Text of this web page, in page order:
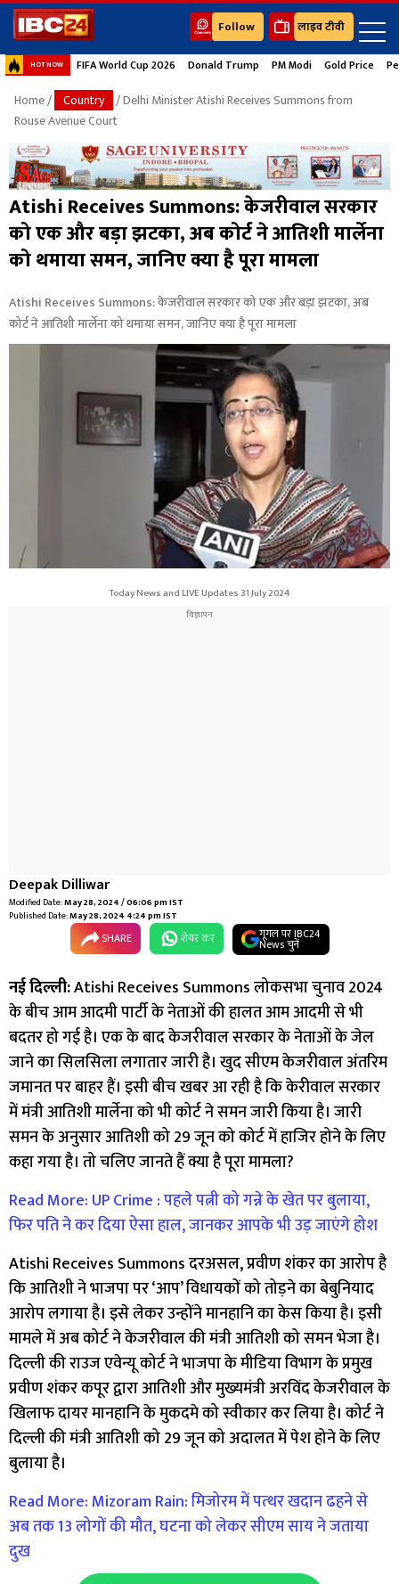
Follow लाइव टीवी
HOT NOW FIFA World Cup 2026 Donald Trump PM Modi Gold Price
Home/ Country / Delhi Minister Atishi Receives Summons from
Rouse Avenue Court
Atishi Receives Summons: केजरीवाल सरकार
को एक और बड़ा झटका, अब कोर्ट ने आतिशी मार्लेना
को थमाया समन, जानिए क्या है पूरा मामला
Atishi Receives Summons: केजरीवाल सरकार को एक और बड़ा झटका, अब
कोर्ट ने आतिशी मार्लेना को थमाया समन, जानिए क्या है पूरा मामला
Today News and LIVE Updates 31 July 2024
Deepak Dilliwar
Modified Date:May 28, 2024 / 06:06 pm IST
Published Date:May 28, 2024 4:24 pm IST
SHARE शेयर कर गूगल पर IBC24
News चुनें
नई दिल्ली:Atishi Receives Summons लोकसभा चुनाव 2024
के बीच आम आदमी पार्टी के नेताओं की हालत आम आदमी से भी
बदतर हो गई है। एक के बाद केजरीवाल सरकार के नेताओं के जेल
जाने का सिलसिला लगातार जारी है। खुद सीएम केजरीवाल अंतरिम
जमानत पर बाहर हैं। इसी बीच खबर आ रही है कि केरीवाल सरकार
में मंत्री आतिशी मार्लेना को भी कोर्ट ने समन जारी किया है। जारी
समन के अनुसार आतिशी को 29 जून को कोर्ट में हाजिर होने के लिए
कहा गया है। तो चलिए जानते हैं क्या है पूरा मामला?
Read More: UP Crime : पहले पत्नी को गन्ने के खेत पर बुलाया,
फिर पति ने कर दिया ऐसा हाल, जानकर आपके भी उड़ जाएंगे होश
Atishi Receives Summons दरअसल, प्रवीण शंकर का आरोप है
कि आतिशी ने भाजपा पर ‘आप’ विधायकों को तोड़ने का बेबुनियाद
आरोप लगाया है। इसे लेकर उन्होंने मानहानि का केस किया है। इसी
मामले में अब कोर्ट ने केजरीवाल की मंत्री आतिशी को समन भेजा है।
दिल्ली की राउज एवेन्यू कोर्ट ने भाजपा के मीडिया विभाग के प्रमुख
प्रवीण शंकर कपूर द्वारा आतिशी और मुख्यमंत्री अरविंद केजरीवाल के
खिलाफ दायर मानहानि के मुकदमे को स्वीकार कर लिया है। कोर्ट ने
दिल्ली की मंत्री आतिशी को 29 जून को अदालत में पेश होने के लिए
बुलाया है।
Read More: Mizoram Rain: मिजोरम में पत्‍थर खदान ढहने से
अब तक 13 लोगों की मौत, घटना को लेकर सीएम साय ने जताया
दुख